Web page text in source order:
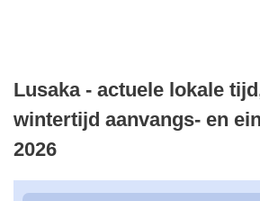
Lusaka - actuele lokale
wintertijd aanvangs- en
2026